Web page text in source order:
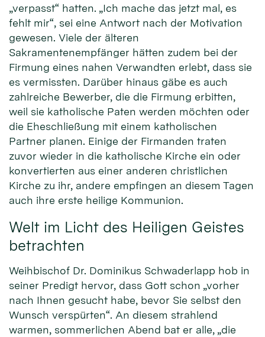
„verpasst“ hatten. „Ich mache das jetzt mal, es
fehlt mir“, sei eine Antwort nach der Motivation
gewesen. Viele der älteren
Sakramentenempfänger hätten zudem bei der
Firmung eines nahen Verwandten erlebt, dass sie
es vermissten. Darüber hinaus gäbe es auch
zahlreiche Bewerber, die die Firmung erbitten,
weil sie katholische Paten werden möchten oder
die Eheschließung mit einem katholischen
Partner planen. Einige der Firmanden traten
zuvor wieder in die katholische Kirche ein oder
konvertierten aus einer anderen christlichen
Kirche zu ihr, andere empfingen an diesem Tagen
auch ihre erste heilige Kommunion.
Welt im Licht des Heiligen Geistes
betrachten
Weihbischof Dr. Dominikus Schwaderlapp hob in
seiner Predigt hervor, dass Gott schon „vorher
nach Ihnen gesucht habe, bevor Sie selbst den
Wunsch verspürten“. An diesem strahlend
warmen, sommerlichen Abend bat er alle, „die